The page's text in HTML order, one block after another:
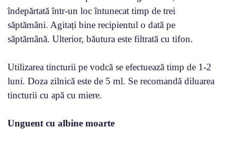
îndepărtată într-un loc întunecat timp de trei
săptămâni. Agitați bine recipientul o dată pe
săptămână. Ulterior, băutura este filtrată cu tifon.
Utilizarea tincturii pe vodcă se efectuează timp de 1-2
luni. Doza zilnică este de 5 ml. Se recomandă diluarea
tincturii cu apă cu miere.
Unguent cu albine moarte